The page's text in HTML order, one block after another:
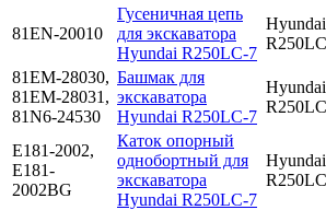
81EN-20010
Гусеничная цепь
для экскаватора
Hyundai R250LC-7
Hyundai
81EM-28030,
81EM-28031,
81N6-24530
Башмак для
экскаватора
Hyundai R250LC-7
Hyundai
E181-2002,
E181-
2002BG
Каток опорный
однобортный для
экскаватора
Hyundai R250LC-7
Hyundai